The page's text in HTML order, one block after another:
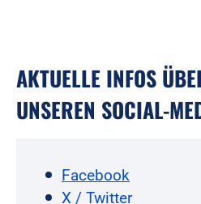
AKTUELLE INFOS
UNSEREN SOCIAL-
Facebook
X / Twitter